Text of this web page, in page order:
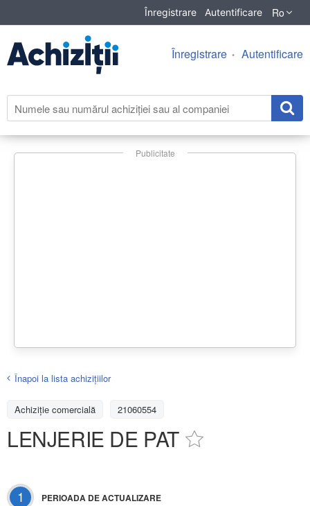
Înregistrare Autentificare Ro
Înregistrare Autentificare
Publicitate
Înapoi la lista achiziţiilor
Achizițiе comercială 21060554
LENJERIE DE PAT
1 PERIOADA DE ACTUALIZARE